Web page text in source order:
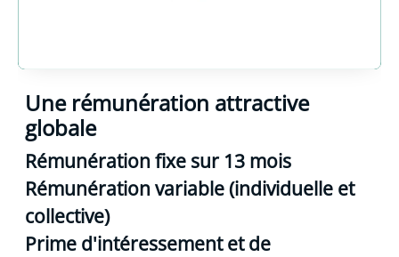
Une rémunération attractive
globale
Rémunération fixe sur 13 mois
Rémunération variable (individuelle et
collective)
Prime d'intéressement et de